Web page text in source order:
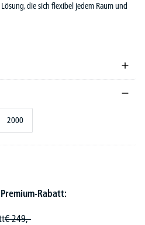
die sich flexibel jedem Raum und
2000
Rabatt:
€ 249,-